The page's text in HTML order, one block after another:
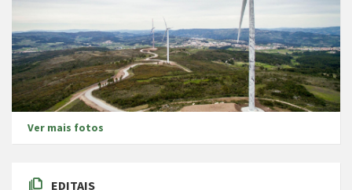
Ver mais fotos
EDITAIS